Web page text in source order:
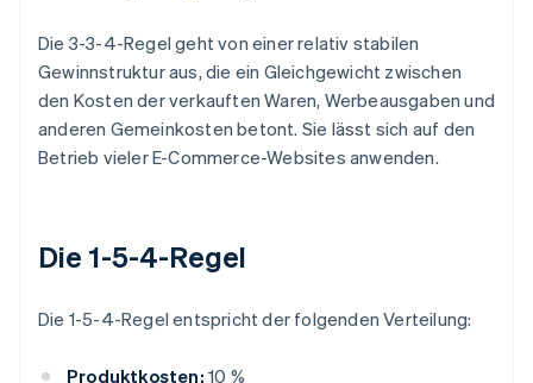
Die 3-3-4-Regel geht von einer relativ stabilen
Gewinnstruktur aus, die ein Gleichgewicht zwischen
den Kosten der verkauften Waren, Werbeausgaben und
anderen Gemeinkosten betont. Sie lässt sich auf den
Betrieb vieler E-Commerce-Websites anwenden.
Die 1-5-4-Regel
Die 1-5-4-Regel entspricht der folgenden Verteilung:
Produktkosten: 10 %